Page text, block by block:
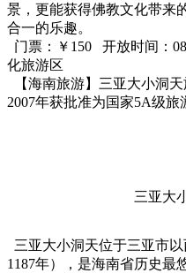
景，更能获得佛教文化带来
合一的乐趣。
门票：￥150 开放时间：
化旅游区
【海南旅游】三亚大小洞
2007年获批准为国家5A级旅
三亚大
三亚大小洞天位于三亚市
1187年），是海南省历史最